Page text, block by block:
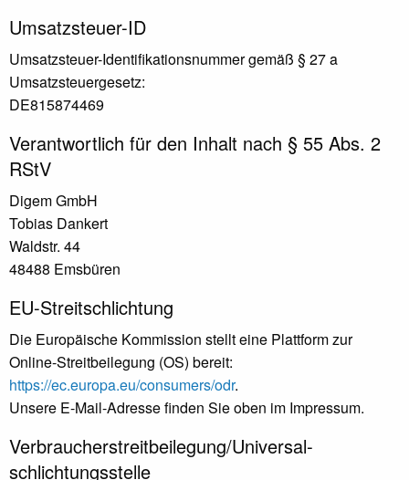
Umsatzsteuer-ID
Umsatzsteuer-Identifikationsnummer gemäß § 27 a
Umsatzsteuergesetz:
DE815874469
Verantwortlich für den Inhalt nach § 55 Abs. 2
RStV
Digem GmbH
Tobias Dankert
Waldstr. 44
48488 Emsbüren
EU-Streitschlichtung
Die Europäische Kommission stellt eine Plattform zur
Online-Streitbeilegung (OS) bereit:
https://ec.europa.eu/consumers/odr.
Unsere E-Mail-Adresse finden Sie oben im Impressum.
Verbraucher­streit­beilegung/Universal­
schlichtungs­stelle